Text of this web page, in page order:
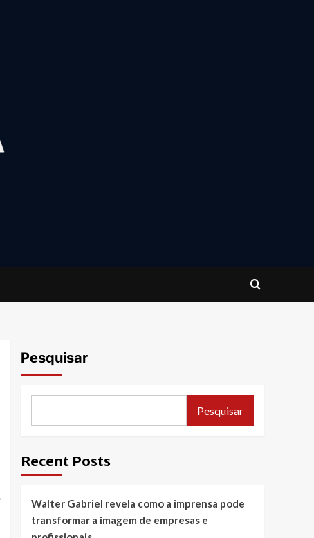
Pesquisar
Pesquisar
Recent Posts
Walter Gabriel revela como a imprensa pode
transformar a imagem de empresas e